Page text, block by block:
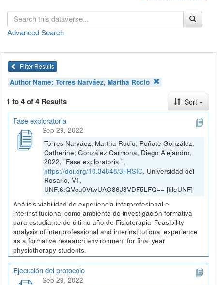
Advanced Search
Filter Results
Author Name:Torres Narváez, Martha Rocio
1 to 4 of 4 Results Sort
Fase exploratoria
Sep 29, 2022
Torres Narváez, Martha Rocio; Peñate González,
Catherine; González Carmona, Diego Alejandro,
2022, "Fase exploratoria ",
https://doi.org/10.34848/3FRSIC, Universidad del
Rosario, V1,
UNF:6:QVcu0VtwUAO36J3VDF5LFQ== [fileUNF]
Análisis viabilidad de experiencia interprofesional e
interinstitucional como ambiente de investigación formativa
para estudiante de último año de Fisioterapia Feasibility
analysis of interprofessional and interinstitutional experience
as a formative research environment for final year
physiotherapy students.
Ejecución del protocolo
Sep 29, 2022